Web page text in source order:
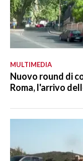
MULTIMEDIA
Nuovo round di
Roma, l'arrivo